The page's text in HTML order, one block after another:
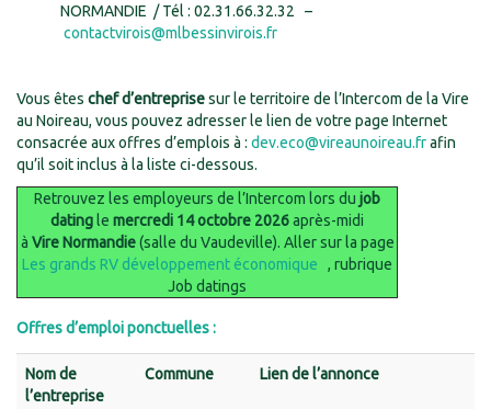
NORMANDIE / Tél : 02.31.66.32.32 –
contactvirois@mlbessinvirois.fr
Vous êtes chef d’entreprisesur le territoire de l’Intercom de la Vire
au Noireau, vous pouvez adresser le lien de votre page Internet
consacrée aux offres d’emplois à : dev.eco@vireaunoireau.frafin
qu’il soit inclus à la liste ci-dessous.
Retrouvez les employeurs de l’Intercom lors du job
datingle mercredi 14 octobre 2026après-midi
à Vire Normandie(salle du Vaudeville). Aller sur la page
Les grands RV développement économique , rubrique
Job datings
Offres d’emploi ponctuelles :
Nom de
l’entreprise
Commune Lien de l’annonce